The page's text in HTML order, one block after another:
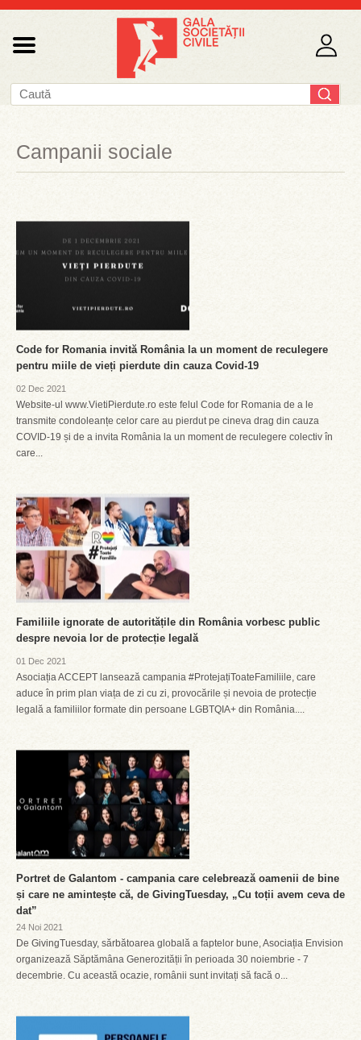
Campanii sociale
Code for Romania invită România la un moment de reculegere
pentru miile de vieți pierdute din cauza Covid-19
02 Dec 2021
Website-ul www.VietiPierdute.ro este felul Code for Romania de a le
transmite condoleanțe celor care au pierdut pe cineva drag din cauza
COVID-19 și de a invita România la un moment de reculegere colectiv în
care...
Familiile ignorate de autoritățile din România vorbesc public
despre nevoia lor de protecție legală
01 Dec 2021
Asociația ACCEPT lansează campania #ProtejațiToateFamiliile, care
aduce în prim plan viața de zi cu zi, provocările și nevoia de protecție
legală a familiilor formate din persoane LGBTQIA+ din România....
Portret de Galantom - campania care celebrează oamenii de bine
și care ne amintește că, de GivingTuesday, „Cu toții avem ceva de
dat”
24 Noi 2021
De GivingTuesday, sărbătoarea globală a faptelor bune, Asociația Envision
organizează Săptămâna Generozității în perioada 30 noiembrie - 7
decembrie. Cu această ocazie, românii sunt invitați să facă o...